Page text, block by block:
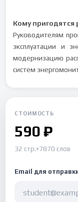
Кому пригодятся
Руководителям
эксплуатации и
модернизацию
систем
СТОИМОСТЬ
590 ₽
32 стр.•7870 слов
Email для